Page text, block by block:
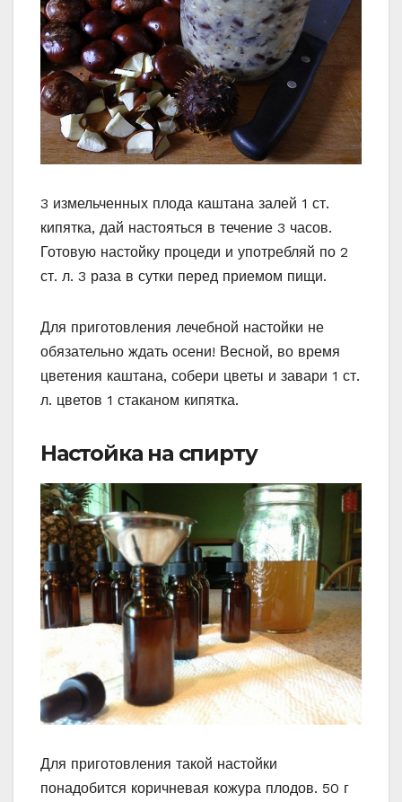
3 измельченных плода каштана залей 1 ст.
кипятка, дай настояться в течение 3 часов.
Готовую настойку процеди и употребляй по 2
ст. л. 3 раза в сутки перед приемом пищи.
Для приготовления лечебной настойки не
обязательно ждать осени! Весной, во время
цветения каштана, собери цветы и завари 1 ст.
л. цветов 1 стаканом кипятка.
Настойка на спирту
Для приготовления такой настойки
понадобится коричневая кожура плодов. 50 г